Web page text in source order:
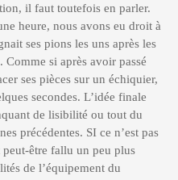
il faut toutefois en parler.
heure, nous avons eu droit à
ses pions les uns après les
si après avoir passé
ses pièces sur un échiquier,
secondes. L’idée finale
de lisibilité ou tout du
précédentes. SI ce n’est pas
être fallu un peu plus
de l’équipement du